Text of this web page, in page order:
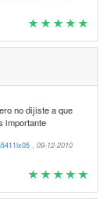
no dijiste a que
importante
, 09-12-2010